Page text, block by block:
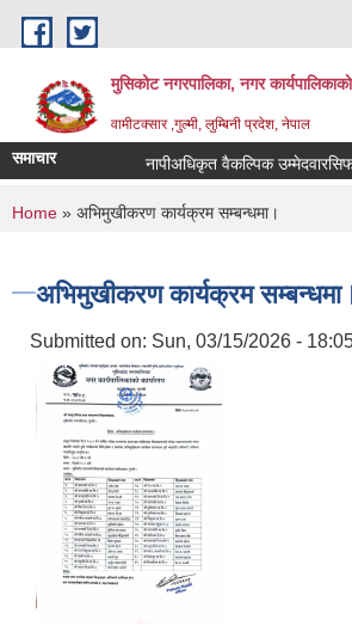
Skip to main content
मुसिकोट नगरपालिका, नगर
वामीटक्सार ,गुल्मी, लुम्बिनी प्रदेश, नेपाल
समाचार नापीअधिकृत वैकल्पिक
You are here
Home » अभिमुखीकरण कार्यक्रम सम्बन्धमा।
अभिमुखीकरण कार्यक्रम
Submitted on: Sun, 03/15/2026 -